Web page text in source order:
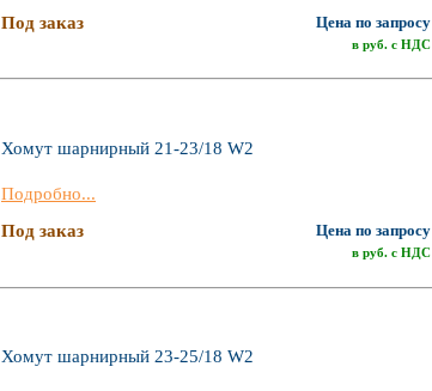
Под заказ
Цена по запросу
в руб. с НДС
Хомут шарнирный 21-23/18 W2
Подробно...
Под заказ
Цена по запросу
в руб. с НДС
Хомут шарнирный 23-25/18 W2